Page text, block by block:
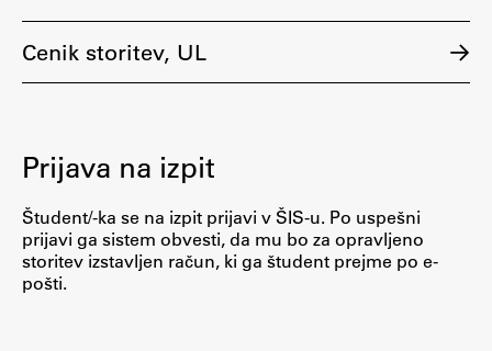
Osebni portal FIORI
Spletni arhiv DEPO
Študij
Predstavitev študija
Študentske informacije
Cenik storitev, UL
Prijava na izpit
Študent/-ka se na izpit prijavi v ŠIS-u. Po uspešni
prijavi ga sistem obvesti, da mu bo za opravljeno
storitev izstavljen račun, ki ga študent prejme po e-
pošti.